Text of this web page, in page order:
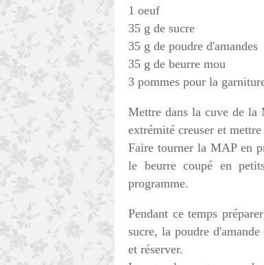
1 oeuf
35 g de sucre
35 g de poudre d'amandes
35 g de beurre mou
3 pommes pour la
Mettre dans la cuve de
extrémité creuser et
Faire tourner la MAP en
le beurre coupé en
programme.
Pendant ce temps
sucre, la poudre
et réserver.